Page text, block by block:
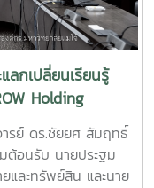
ลกเปลี่ยนเรียนรู้
Holding
หารายได้จาก
กับคณะผู้บริหาร
ย มหาวิทยาลัย
รย์ ดร.ชัยยศ สัมฤทธิ์
ต้อนรับ นายประฐม
ละทรัพย์สิน และนาย